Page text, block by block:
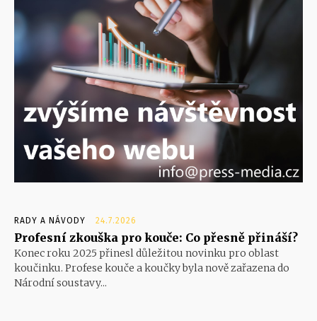
RADY A NÁVODY 24.7.2026
Profesní zkouška pro kouče: Co přesně přináší?
Konec roku 2025 přinesl důležitou novinku pro oblast
koučinku. Profese kouče a koučky byla nově zařazena do
Národní soustavy...